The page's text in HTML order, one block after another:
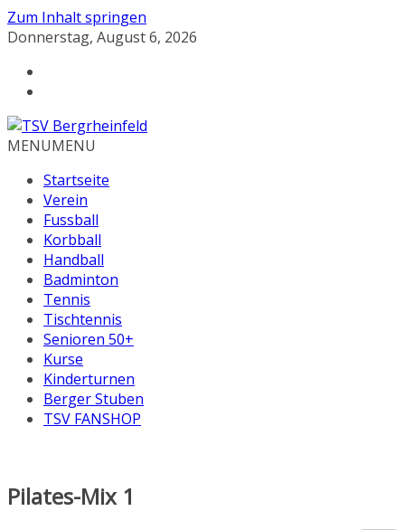
Zum Inhalt springen
Donnerstag, August 6, 2026
MENUMENU
Startseite
Verein
Fussball
Korbball
Handball
Badminton
Tennis
Tischtennis
Senioren 50+
Kurse
Kinderturnen
Berger Stuben
TSV FANSHOP
Pilates-Mix 1